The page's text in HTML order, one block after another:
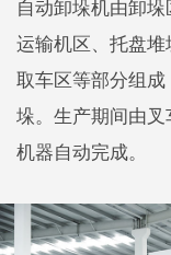
自动卸垛机由卸
运输机区、托盘
取车区等部分组
垛。生产期间由
机器自动完成。